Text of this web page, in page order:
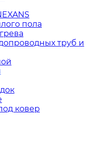
пола
труб и
ковер